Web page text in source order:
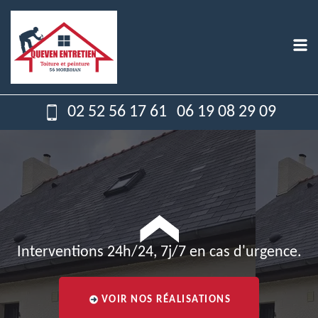
02 52 56 17 61 06 19 08 29 09
Interventions 24h/24, 7j/7 en cas d'urgence.
VOIR NOS RÉALISATIONS